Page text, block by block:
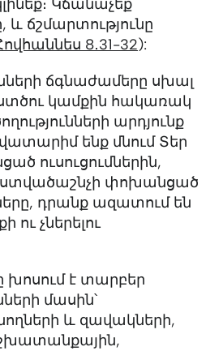
Կճանաչեք
և ճշմարտությունը
8․31-32):
ճգնաժամերը սխալ
կամքին հակառակ
արդյունք
ենք մնում Տեր
ուսուցումներին,
փոխանցած
դրանք ազատում են
ու չներելու
խոսում է տարբեր
մասին՝
և զավակների,